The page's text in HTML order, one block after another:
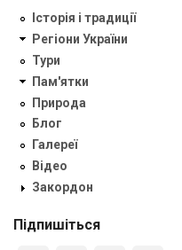
Історія і традиції
Регіони України
Тури
Пам'ятки
Природа
Блог
Галереї
Відео
Закордон
Підпишіться